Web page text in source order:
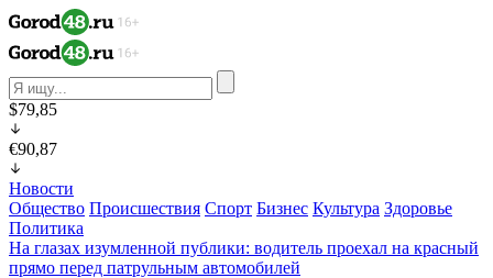
$79,85
€90,87
Новости
Общество Происшествия Спорт Бизнес Культура Здоровье
Политика
На глазах изумленной публики: водитель проехал на красный
прямо перед патрульным автомобилей